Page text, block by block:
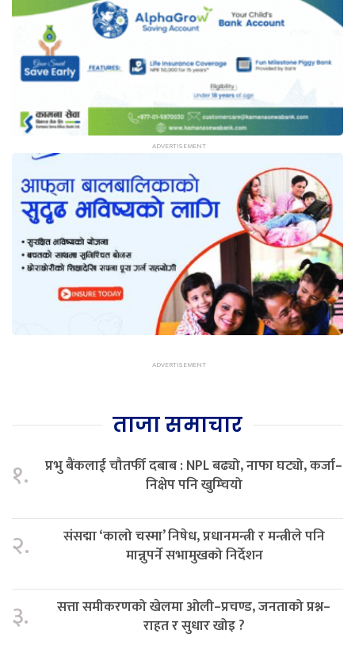
ताजा समाचार
१.
प्रभु बैंकलाई चौतर्फी दबाब : NPL बढ्यो, नाफा घट्यो, कर्जा–
निक्षेप पनि खुम्चियो
२.
संसद्मा ‘कालो चस्मा’ निषेध, प्रधानमन्त्री र मन्त्रीले पनि
मान्नुपर्ने सभामुखको निर्देशन
३.
सत्ता समीकरणको खेलमा ओली–प्रचण्ड, जनताको प्रश्न–
राहत र सुधार खोइ ?